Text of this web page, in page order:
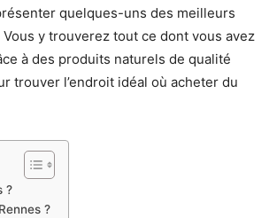
quelques-uns des meilleurs
y trouverez tout ce dont vous avez
à des produits naturels de qualité
trouver l’endroit idéal où acheter du
?
?